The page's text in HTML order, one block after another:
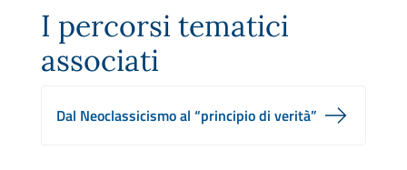
I percorsi tematici
associati
Dal Neoclassicismo al “principio di verità”